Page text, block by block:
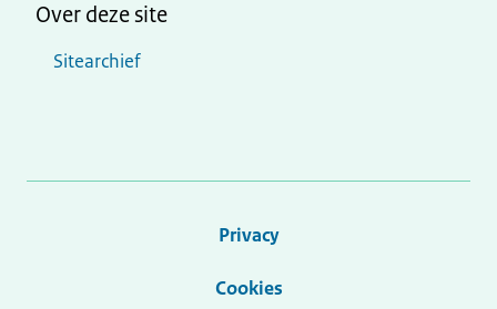
Over deze site
Sitearchief
Privacy
Cookies